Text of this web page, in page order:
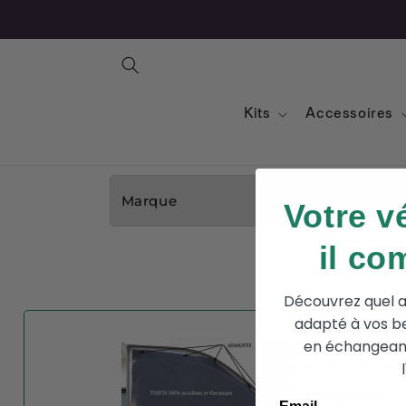
Kits Accessoires
Pack
composer -
Votre
il
Découvrez quel
adapté à vos
en